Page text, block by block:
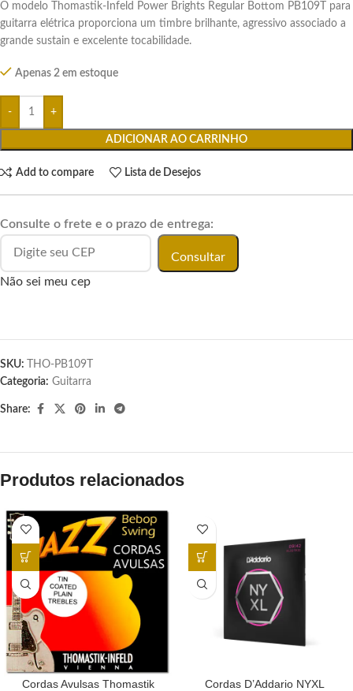
O modelo Thomastik-Infeld Power Brights Regular Bottom PB109T para
guitarra elétrica proporciona um timbre brilhante, agressivo associado a
grande sustain e excelente tocabilidade.
Apenas 2 em estoque
ADICIONAR AO CARRINHO
Add to compare Lista de Desejos
Consulte o frete e o prazo de entrega:
Consultar
Não sei meu cep
SKU:
THO-PB109T
Categoria: Guitarra
Share:
Produtos relacionados
Cordas Avulsas Thomastik
Cordas D’Addario NYXL